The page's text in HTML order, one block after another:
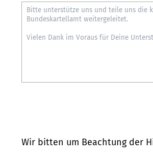
Wir bitten um Beachtung der